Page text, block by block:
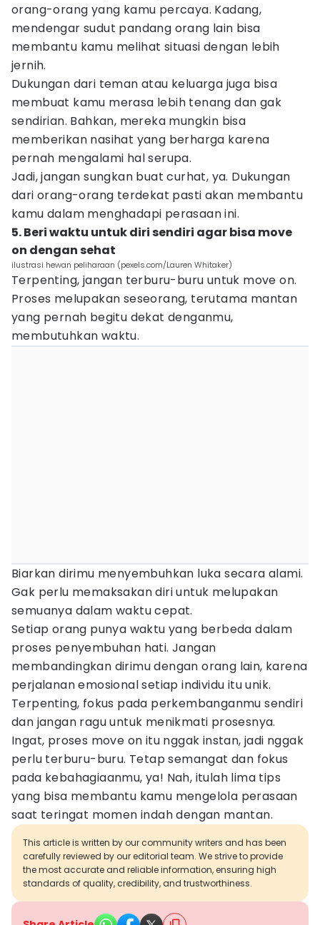
orang-orang yang kamu percaya. Kadang,
mendengar sudut pandang orang lain bisa
membantu kamu melihat situasi dengan lebih
jernih.
Dukungan dari teman atau keluarga juga bisa
membuat kamu merasa lebih tenang dan gak
sendirian. Bahkan, mereka mungkin bisa
memberikan nasihat yang berharga karena
pernah mengalami hal serupa.
Jadi, jangan sungkan buat curhat, ya. Dukungan
dari orang-orang terdekat pasti akan membantu
kamu dalam menghadapi perasaan ini.
5. Beri waktu untuk diri sendiri agar bisa move
on dengan sehat
ilustrasi hewan peliharaan (pexels.com/Lauren Whitaker)
Terpenting, jangan terburu-buru untuk move on.
Proses melupakan seseorang, terutama mantan
yang pernah begitu dekat denganmu,
membutuhkan waktu.
Biarkan dirimu menyembuhkan luka secara alami.
Gak perlu memaksakan diri untuk melupakan
semuanya dalam waktu cepat.
Setiap orang punya waktu yang berbeda dalam
proses penyembuhan hati. Jangan
membandingkan dirimu dengan orang lain, karena
perjalanan emosional setiap individu itu unik.
Terpenting, fokus pada perkembanganmu sendiri
dan jangan ragu untuk menikmati prosesnya.
Ingat, proses move on itu nggak instan, jadi nggak
perlu terburu-buru. Tetap semangat dan fokus
pada kebahagiaanmu, ya! Nah, itulah lima tips
yang bisa membantu kamu mengelola perasaan
saat teringat momen indah dengan mantan.
This article is written by our community writers and has been
carefully reviewed by our editorial team. We strive to provide
the most accurate and reliable information, ensuring high
standards of quality, credibility, and trustworthiness.